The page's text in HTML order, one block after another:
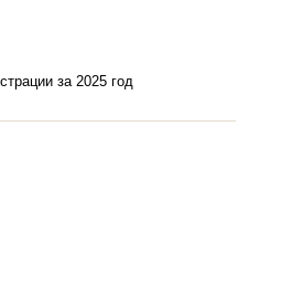
за 2025 год